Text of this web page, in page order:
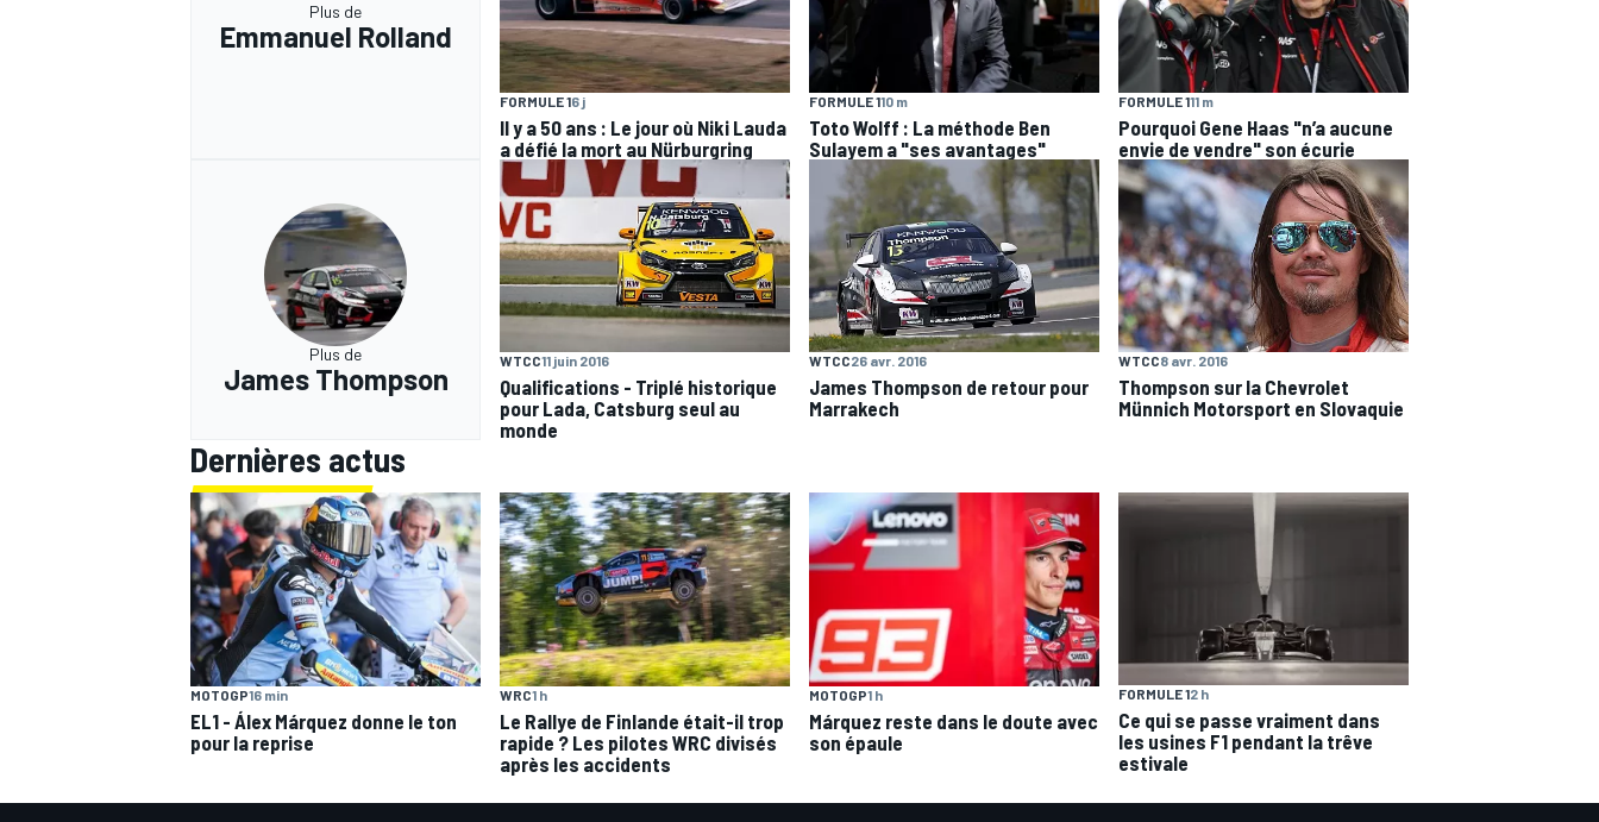
Plus de
Emmanuel Rolland
FORMULE 16 j
Il y a 50 ans : Le jour où Niki Lauda
a défié la mort au Nürburgring
FORMULE 110 m
Toto Wolff : La méthode Ben
Sulayem a "ses avantages"
FORMULE 111 m
Pourquoi Gene Haas "n’a aucune
envie de vendre" son écurie
Plus de
James Thompson
WTCC11 juin 2016
Qualifications - Triplé historique
pour Lada, Catsburg seul au
monde
WTCC26 avr. 2016
James Thompson de retour pour
Marrakech
WTCC8 avr. 2016
Thompson sur la Chevrolet
Münnich Motorsport en Slovaquie
Dernières actus
MOTOGP16 min
EL1 - Álex Márquez donne le ton
pour la reprise
WRC1 h
Le Rallye de Finlande était-il trop
rapide ? Les pilotes WRC divisés
après les accidents
MOTOGP1 h
Márquez reste dans le doute avec
son épaule
FORMULE 12 h
Ce qui se passe vraiment dans
les usines F1 pendant la trêve
estivale